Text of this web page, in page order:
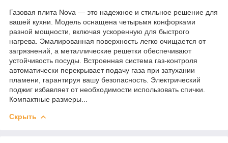
Газовая плита Nova — это надежное и стильное решение для
вашей кухни. Модель оснащена четырьмя конфорками
разной мощности, включая ускоренную для быстрого
нагрева. Эмалированная поверхность легко очищается от
загрязнений, а металлические решетки обеспечивают
устойчивость посуды. Встроенная система газ-контроля
автоматически перекрывает подачу газа при затухании
пламени, гарантируя вашу безопасность. Электрический
поджиг избавляет от необходимости использовать спички.
Компактные размеры...
Скрыть